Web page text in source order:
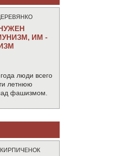
ИМ -
люди всего
летнюю
фашизмом.